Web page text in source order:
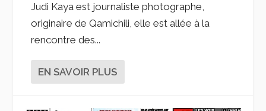
Judi Kaya est journaliste photographe,
originaire de Qamichili, elle est allée à la
rencontre des...
EN SAVOIR PLUS